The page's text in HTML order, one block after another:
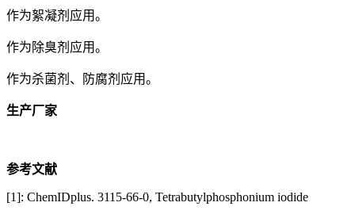
作为絮凝剂应用。
作为除臭剂应用。
作为杀菌剂、防腐剂应用。
生产厂家
参考文献
[1]: ChemIDplus. 3115-66-0, Tetrabutylphosphonium iodide